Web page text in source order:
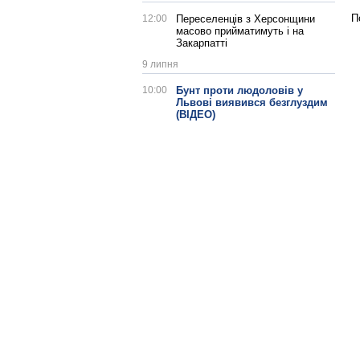
12:00
Переселенців з Херсонщини
масово прийматимуть і на
Закарпатті
9 липня
10:00
Бунт проти людоловів у
Львові виявився безглуздим
(ВІДЕО)